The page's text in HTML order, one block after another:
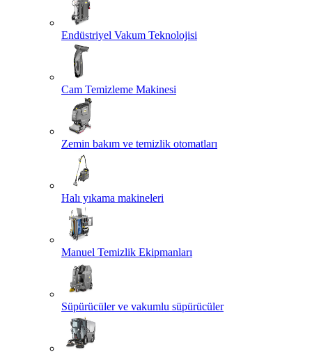
Endüstriyel Vakum Teknolojisi
Cam Temizleme Makinesi
Zemin bakım ve temizlik otomatları
Halı yıkama makineleri
Manuel Temizlik Ekipmanları
Süpürücüler ve vakumlu süpürücüler